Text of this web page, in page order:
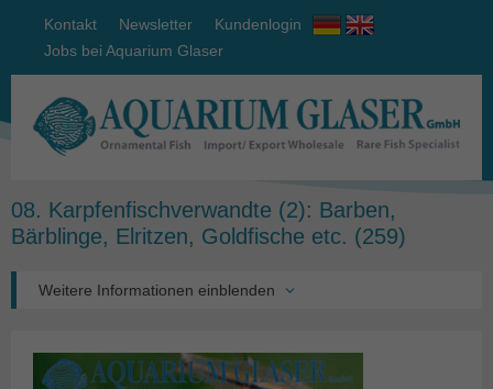
Kontakt Newsletter
Kundenlogin
Jobs bei Aquarium Glaser
08. Karpfenfischverwandte (2): Barben,
Bärblinge, Elritzen, Goldfische etc. (259)
Weitere Informationen einblenden